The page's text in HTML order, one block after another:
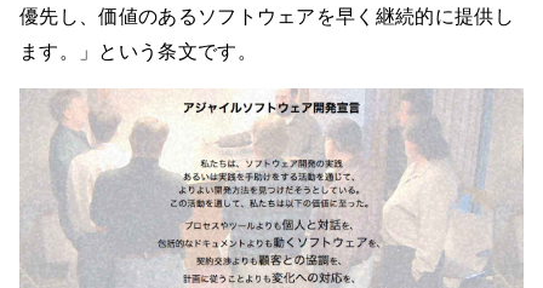
優先し、価値のあるソフトウェアを早く継続的に提供し
ます。」という条文です。